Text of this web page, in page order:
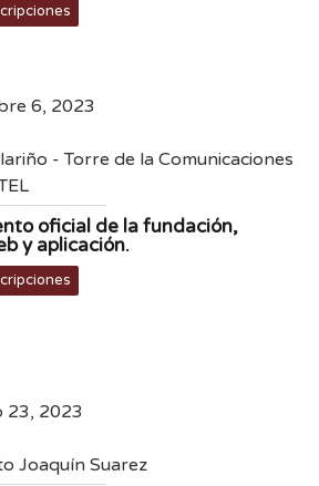
6, 2023
- Torre de la Comunicaciones
oficial de la fundación,
y aplicación.
23, 2023
Joaquín Suarez